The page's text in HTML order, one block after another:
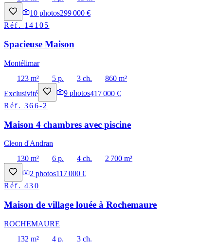
10 photos299 000 €
Réf. 14105
Spacieuse Maison
Montélimar
123 m²
5 p. 3 ch.
860 m²
Exclusivité
9 photos417 000 €
Réf.366-2
Maison 4 chambres avec piscine
Cleon d'Andran
130 m²
6 p. 4 ch.
2 700 m²
2 photos117 000 €
Réf.430
Maison de village louée à Rochemaure
ROCHEMAURE
132 m²
4 p.
3 ch.